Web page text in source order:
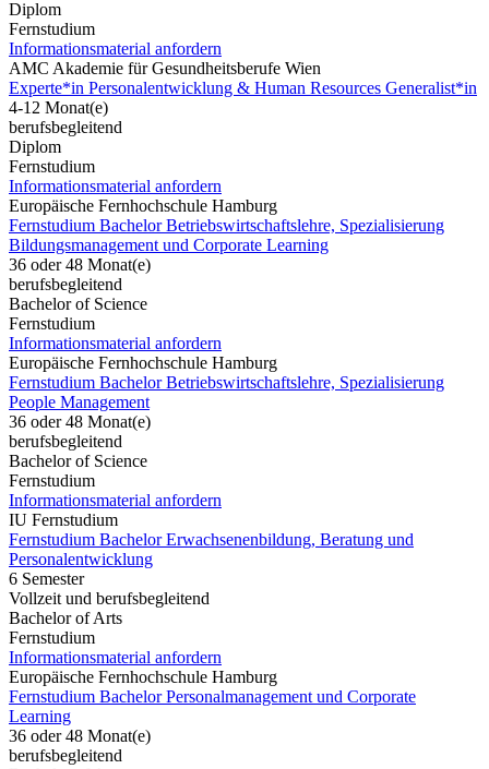
Diplom
Fernstudium
Informationsmaterial anfordern
AMC Akademie für Gesundheitsberufe Wien
Experte*in Personalentwicklung & Human Resources Generalist*in
4-12 Monat(e)
berufsbegleitend
Diplom
Fernstudium
Informationsmaterial anfordern
Europäische Fernhochschule Hamburg
Fernstudium Bachelor Betriebswirtschaftslehre, Spezialisierung
Bildungsmanagement und Corporate Learning
36 oder 48 Monat(e)
berufsbegleitend
Bachelor of Science
Fernstudium
Informationsmaterial anfordern
Europäische Fernhochschule Hamburg
Fernstudium Bachelor Betriebswirtschaftslehre, Spezialisierung
People Management
36 oder 48 Monat(e)
berufsbegleitend
Bachelor of Science
Fernstudium
Informationsmaterial anfordern
IU Fernstudium
Fernstudium Bachelor Erwachsenenbildung, Beratung und
Personalentwicklung
6 Semester
Vollzeit und berufsbegleitend
Bachelor of Arts
Fernstudium
Informationsmaterial anfordern
Europäische Fernhochschule Hamburg
Fernstudium Bachelor Personalmanagement und Corporate
Learning
36 oder 48 Monat(e)
berufsbegleitend